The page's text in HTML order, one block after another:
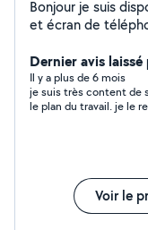
Bonjour je suis
et écran de
Dernier avis
Il y a plus de 6 mois
je suis très content de
le plan du
Voir le